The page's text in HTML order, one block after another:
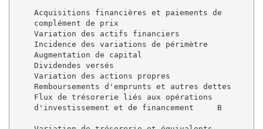
    Acquisitions financières et paiements de
complément de prix
Variation des actifs financiers
Incidence des variations de périmètre
Augmentation de capital
Dividendes versés
Variation des actions propres
Remboursements d'emprunts et autres dettes
    Flux de trésorerie liés aux opérations
d'investissement et de financement     B